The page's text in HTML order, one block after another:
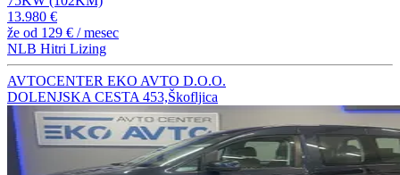
13.980 €
že od 129 € / mesec
NLB Hitri Lizing
AVTOCENTER EKO AVTO D.O.O.
DOLENJSKA CESTA 453,Škofljica